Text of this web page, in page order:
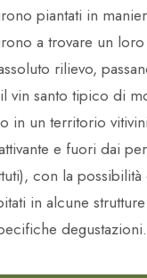
piantati in
a trovare un
rilievo,
vin santo tipico di
in un territorio
e fuori dai
con la possibilità
in alcune
degustazioni.